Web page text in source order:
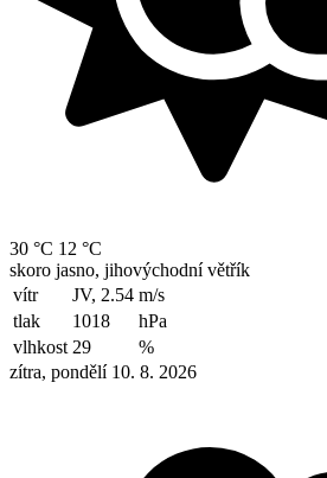
30 °C 12 °C
skoro jasno, jihovýchodní větřík
vítr
JV, 2.54 m/s
tlak
1018
hPa
vlhkost 29
%
zítra, pondělí 10. 8. 2026